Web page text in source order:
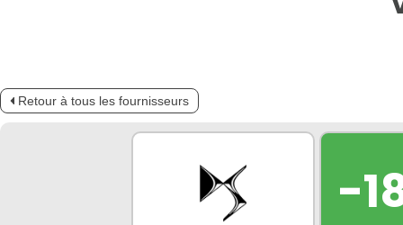
Retour à tous les fournisseurs
-